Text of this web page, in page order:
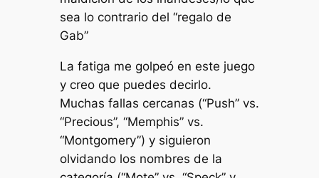
sea lo contrario del “regalo de
Gab”
La fatiga me golpeó en este juego
y creo que puedes decirlo.
Muchas fallas cercanas (“Push” vs.
“Precious”, “Memphis” vs.
“Montgomery”) y siguieron
olvidando los nombres de la